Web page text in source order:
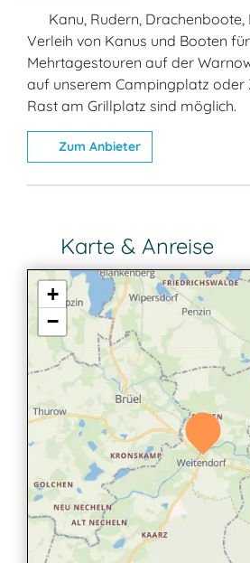
Kanu, Rudern, Drachenboote,
Verleih von Kanus und Booten
Mehrtagestouren auf der
auf unserem Campingplatz oder
Rast am Grillplatz sind möglich.
Zum Anbieter
Karte & Anreise
+
−